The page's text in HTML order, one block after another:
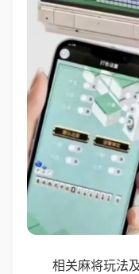
相关麻将玩法